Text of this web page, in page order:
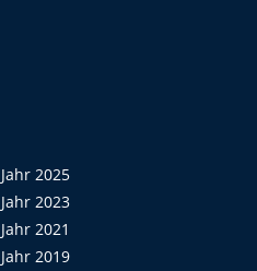
Jahr 2025
Jahr 2023
Jahr 2021
Jahr 2019